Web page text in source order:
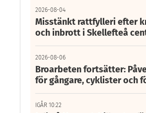
2026-08-04
Misstänkt rattfylleri efter
och inbrott i Skellefteå
2026-08-06
Broarbeten fortsätter:
för gångare, cyklister och
IGÅR 10:22